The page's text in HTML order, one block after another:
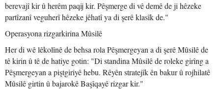
berevajî kir û herêm paqij kir. Pêşmerge di vê demê de ji hêzeke
partîzanî veguherî hêzeke jêhatî ya di şerê klasîk de."
Operasyona rizgarkirina Mûsilê
Her di wê lêkolînê de behsa rola Pêşmergeyan a di şerê Mûsilê de
tê kirin û tê de hatiye gotin: "Di standina Mûsilê de roleke girîng a
Pêşmergeyan a piştgiriyê hebu. Rêyên stratejîk ên bakur û rojhilatê
Mûsilê girtin û bajarokê Başîqayê rizgar kir."